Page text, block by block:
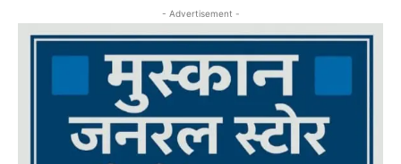
- Advertisement -